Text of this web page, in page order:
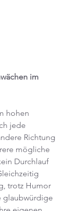
im
hohen
jede
Richtung
mögliche
Durchlauf
trotz Humor
glaubwürdige